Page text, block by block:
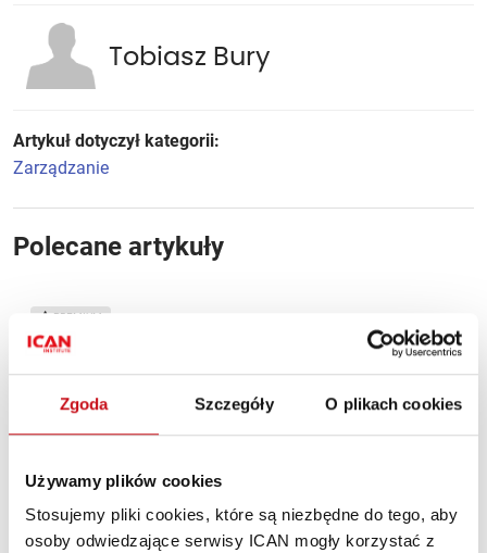
Zgoda Szczegóły O plikach cookies
Używamy plików cookies
Stosujemy pliki cookies, które są niezbędne do tego, aby
osoby odwiedzające serwisy ICAN mogły korzystać z
Tobiasz Bury
Artykuł dotyczył kategorii:
Zarządzanie
Polecane artykuły
Co robić, gdy relacje z szefem
powodują frustrację? - komentarz 1
PREMIUM